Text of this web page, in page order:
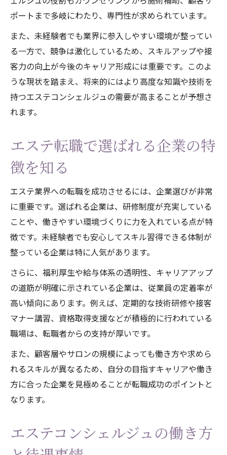
ポートまで多岐にわたり、専門性が求められています。
また、未経験者でも業界に参入しやすい環境が整ってい
る一方で、競争は激化しているため、スキルアップや接
客力の向上が今後のキャリア形成には重要です。このよ
うな現状を踏まえ、将来的にはより高度な知識や技術を
持つエステコンシェルジュの需要が高まることが予想さ
れます。
エステ転職で選ばれる企業の特
徴を知る
エステ業界への転職を成功させるには、企業選びが非常
に重要です。選ばれる企業は、研修制度が充実している
ことや、働きやすい環境づくりに力を入れている点が特
徴です。未経験者でも安心してスキル習得できる体制が
整っている企業は特に人気があります。
さらに、福利厚生や給与体系の透明性、キャリアアップ
の道筋が明確に示されている企業は、従業員の定着率が
高い傾向にあります。例えば、定期的な技術研修や接客
マナー講習、資格取得支援などが積極的に行われている
職場は、転職者からの支持が厚いです。
また、顧客層やサロンの規模によっても働き方や求めら
れるスキルが異なるため、自分の目指すキャリアや働き
方に合った企業を見極めることが転職成功のポイントと
なります。
エステコンシェルジュの働き方